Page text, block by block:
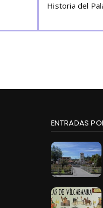
Historia del
ENTRADAS